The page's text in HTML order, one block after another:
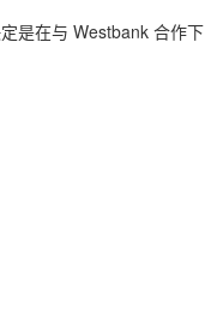
是在与 Westbank 合作下